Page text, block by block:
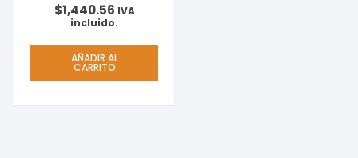
$1,440.56 IVA
incluido.
AÑADIR AL
CARRITO